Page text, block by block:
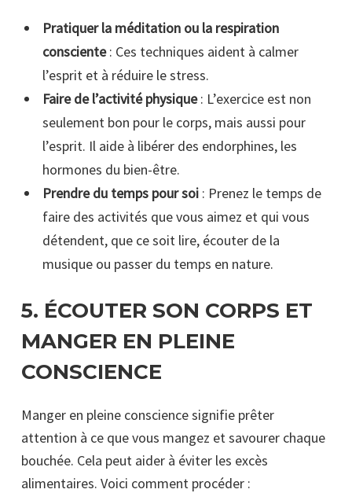
Pratiquer la méditation ou la respiration
consciente: Ces techniques aident à calmer
l’esprit et à réduire le stress.
Faire de l’activité physique: L’exercice est non
seulement bon pour le corps, mais aussi pour
l’esprit. Il aide à libérer des endorphines, les
hormones du bien-être.
Prendre du temps pour soi: Prenez le temps de
faire des activités que vous aimez et qui vous
détendent, que ce soit lire, écouter de la
musique ou passer du temps en nature.
5. ÉCOUTER SON CORPS ET
MANGER EN PLEINE
CONSCIENCE
Manger en pleine conscience signifie prêter
attention à ce que vous mangez et savourer chaque
bouchée. Cela peut aider à éviter les excès
alimentaires. Voici comment procéder :